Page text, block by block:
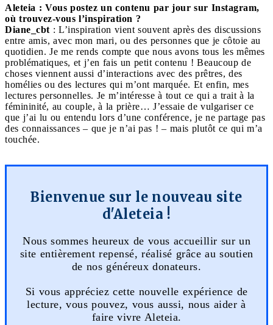
Aleteia : Vous postez un contenu par jour sur Instagram,
où trouvez-vous l’inspiration ?
Diane_cbt : L’inspiration vient souvent après des discussions
entre amis, avec mon mari, ou des personnes que je côtoie au
quotidien. Je me rends compte que nous avons tous les mêmes
problématiques, et j’en fais un petit contenu ! Beaucoup de
choses viennent aussi d’interactions avec des prêtres, des
homélies ou des lectures qui m’ont marquée. Et enfin, mes
lectures personnelles. Je m’intéresse à tout ce qui a trait à la
fémininité, au couple, à la prière… J’essaie de vulgariser ce
que j’ai lu ou entendu lors d’une conférence, je ne partage pas
des connaissances – que je n’ai pas ! – mais plutôt ce qui m’a
touchée.
Bienvenue sur le nouveau site
d'Aleteia !
Nous sommes heureux de vous accueillir sur un
site entièrement repensé, réalisé grâce au soutien
de nos généreux donateurs.
Si vous appréciez cette nouvelle expérience de
lecture, vous pouvez, vous aussi, nous aider à
faire vivre Aleteia.